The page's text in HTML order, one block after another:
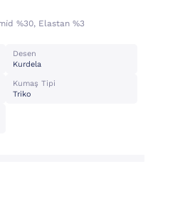
%30, Elastan %3
Desen
Kurdela
Kumaş Tipi
Triko